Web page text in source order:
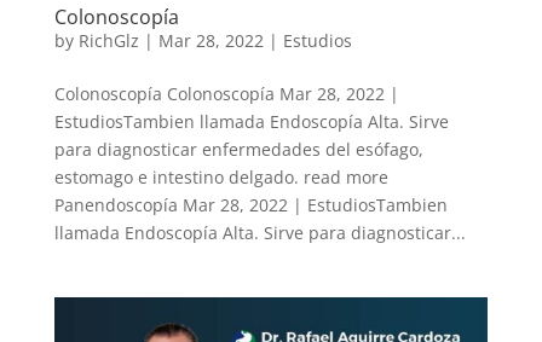
Colonoscopía
by RichGlz | Mar 28, 2022 | Estudios
Colonoscopía Colonoscopía Mar 28, 2022 |
EstudiosTambien llamada Endoscopía Alta. Sirve
para diagnosticar enfermedades del esófago,
estomago e intestino delgado. read more
Panendoscopía Mar 28, 2022 | EstudiosTambien
llamada Endoscopía Alta. Sirve para diagnosticar...